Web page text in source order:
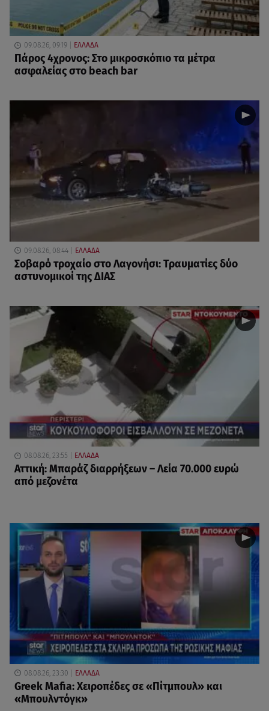
09.08.26, 09:19 ΕΛΛΑΔΑ
Πάρος 4χρονος: Στο μικροσκόπιο τα μέτρα
ασφαλείας στο beach bar
09.08.26, 08:44 ΕΛΛΑΔΑ
Σοβαρό τροχαίο στο Λαγονήσι: Τραυματίες δύο
αστυνομικοί της ΔΙΑΣ
08.08.26, 23:55 ΕΛΛΑΔΑ
Αττική: Μπαράζ διαρρήξεων – Λεία 70.000 ευρώ
από μεζονέτα
08.08.26, 23:30 ΕΛΛΑΔΑ
Greek Mafia: Χειροπέδες σε «Πίτμπουλ» και
«Μπουλντόγκ»